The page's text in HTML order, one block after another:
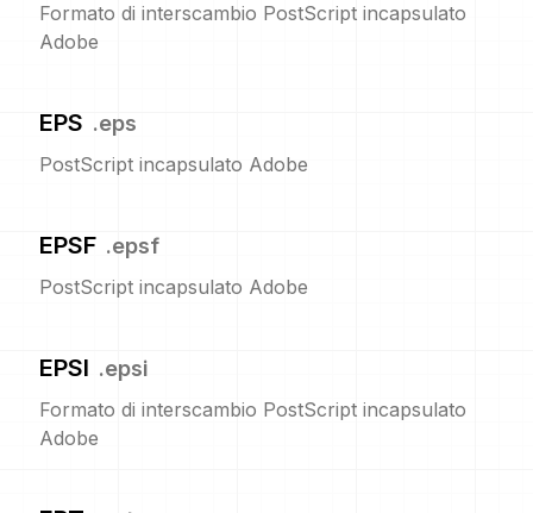
Formato di interscambio PostScript incapsulato
Adobe
EPS .eps
PostScript incapsulato Adobe
EPSF .epsf
PostScript incapsulato Adobe
EPSI .epsi
Formato di interscambio PostScript incapsulato
Adobe